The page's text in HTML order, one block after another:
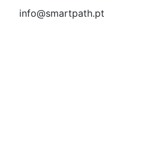
info@smartpath.pt